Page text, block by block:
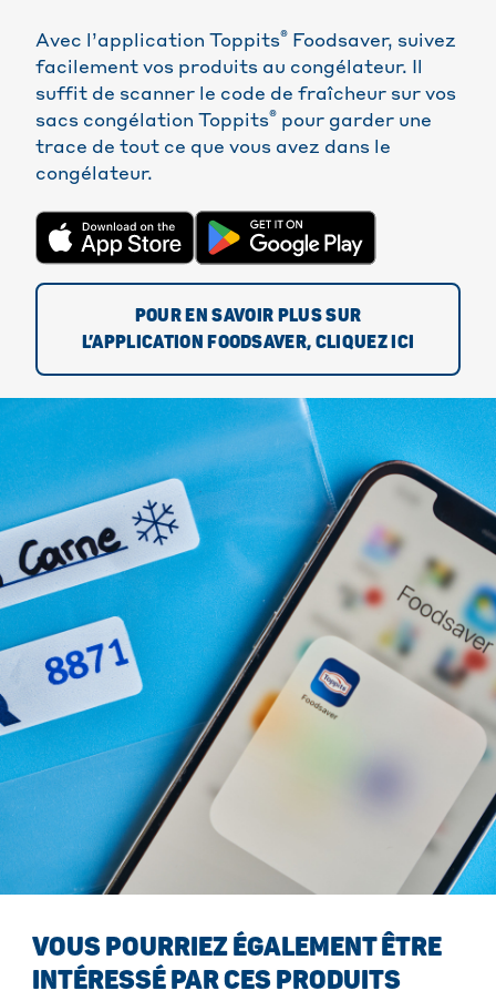
Avec l’application Toppits® Foodsaver, suivez
facilement vos produits au congélateur. Il
suffit de scanner le code de fraîcheur sur vos
sacs congélation Toppits® pour garder une
trace de tout ce que vous avez dans le
congélateur.
POUR EN SAVOIR PLUS SUR
L’APPLICATION FOODSAVER, CLIQUEZ ICI
VOUS POURRIEZ ÉGALEMENT ÊTRE
INTÉRESSÉ PAR CES PRODUITS